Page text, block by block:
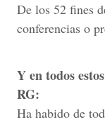
De los 52 fines
conferencias o
Y en todos
RG:
Ha habido de